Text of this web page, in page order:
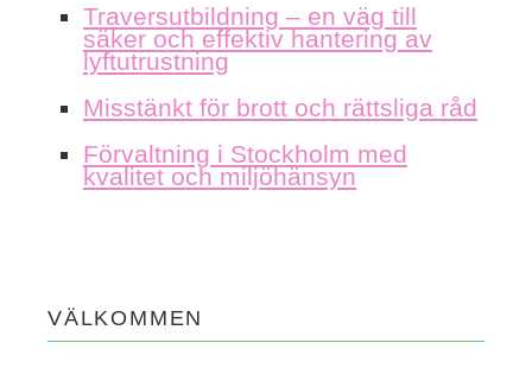
Traversutbildning – en väg till
säker och effektiv hantering av
lyftutrustning
Misstänkt för brott och rättsliga råd
Förvaltning i Stockholm med
kvalitet och miljöhänsyn
VÄLKOMMEN